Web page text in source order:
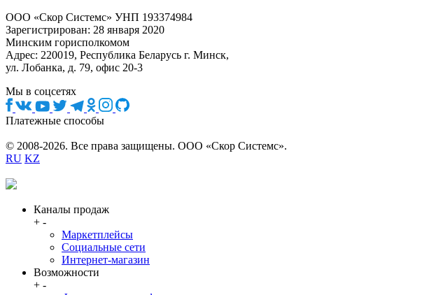
ООО «Скор Системс» УНП 193374984
Зарегистрирован: 28 января 2020
Минским горисполкомом
Адрес: 220019, Республика Беларусь г. Минск,
ул. Лобанка, д. 79, офис 20-3
Мы в соцсетях
Платежные способы
© 2008-2026. Все права защищены. ООО «Скор Системс».
RU KZ
Каналы продаж
+ -
Маркетплейсы
Социальные сети
Интернет-магазин
Возможности
+ -